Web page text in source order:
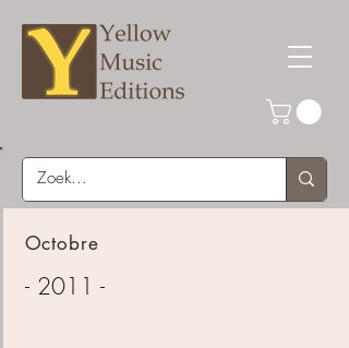
Octobre
- 2011 -